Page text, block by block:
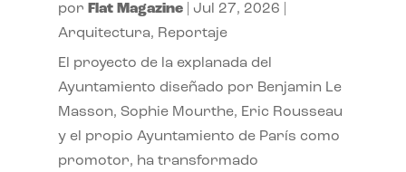
por Flat Magazine| Jul 27, 2026
Arquitectura, Reportaje
El proyecto de la explanada del
Ayuntamiento diseñado por Benjamin Le
Masson, Sophie Mourthe, Eric Rousseau
y el propio Ayuntamiento de París como
promotor, ha transformado